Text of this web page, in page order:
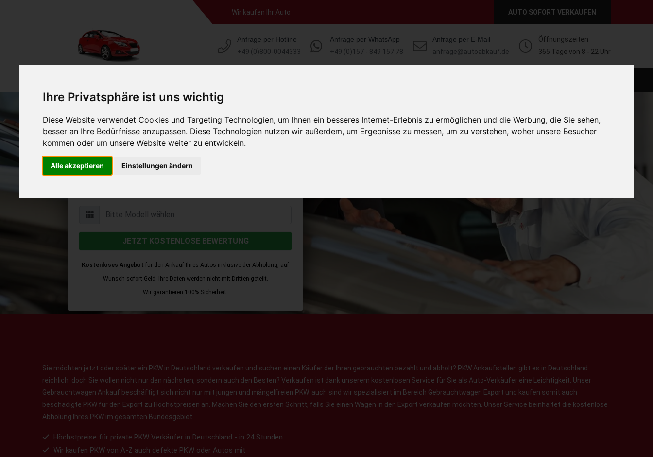
Ihre Privatsphäre ist uns wichtig
Diese Website verwendet Cookies und Targeting Technologien, um Ihnen ein besseres Internet-Erlebnis zu ermöglichen und die Werbung, die Sie sehen,
besser an Ihre Bedürfnisse anzupassen. Diese Technologien nutzen wir außerdem, um Ergebnisse zu messen, um zu verstehen, woher unsere Besucher
kommen oder um unsere Website weiter zu entwickeln.
Alle akzeptieren Einstellungen ändern
Wir kaufen Ihr Auto AUTO SOFORT VERKAUFEN
Anfrage per Hotline
+49 (0)800-0044333
Anfrage per WhatsApp
+49 (0)157 - 849 157 78
Anfrage per E-Mail
anfrage@autoabkauf.de
Öffnungszeiten
365 Tage von 8 - 22 Uhr
Auto verkaufen in Wallenfels Bayern
(Deutschland)
Online Auto verkaufen & gratis abholen lassen
Auf Wunsch sofort Geld für Ihr Auto erhalten
JETZT KOSTENLOSE BEWERTUNG
Kostenloses Angebot für den Ankauf Ihres Autos inklusive der Abholung, auf
Wunsch sofort Geld. Ihre Daten werden nicht mit Dritten geteilt.
Wir garantieren 100% Sicherheit.
Sie möchten jetzt oder später ein PKW in Deutschland verkaufen und suchen einen Käufer der Ihren gebrauchten bezahlt und abholt? PKW Ankaufstellen gibt es in Deutschland
reichlich, doch Sie wollen nicht nur den nächsten, sondern auch den Besten? Verkaufen ist dank unserem kostenlosen Service für Sie als Auto-Verkäufer eine Leichtigkeit. Unser
Gebrauchtwagen Ankauf beschäftigt sich nicht nur mit jungen und mängelfreien PKW, auch sind wir spezialisiert im Bereich Gebrauchtwagen Export und kaufen somit auch
beschädigte PKW für den Export zu Höchstpreisen an. Machen Sie den ersten Schritt, falls Sie einen Wagen in den Export verkaufen möchten. Unser Service beinhaltet die kostenlose
Abholung Ihres PKW im gesamten Bundesgebiet.
Höchstpreise für private PKW Verkäufer in Deutschland - in 24 Stunden
Wir kaufen PKW von A-Z auch defekte PKW oder Autos mit